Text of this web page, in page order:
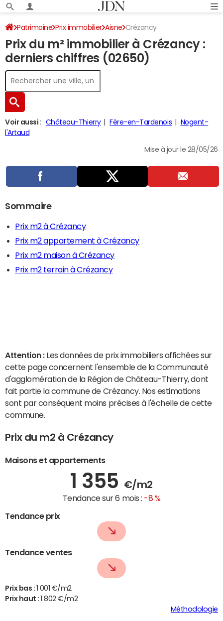
Patrimoine Prix immobilier Aisne Crézancy
Prix du m² immobilier à Crézancy :
derniers chiffres (02650)
Voir aussi : Château-Thierry Fère-en-Tardenois
Nogent-
l'Artaud
Mise à jour le 28/05/26
Sommaire
Prix m2 à Crézancy
Prix m2 appartement à Crézancy
Prix m2 maison à Crézancy
Prix m2 terrain à Crézancy
Attention : Les données de prix immobiliers affichées sur
cette page concernent l'ensemble de la Communauté
d'agglomération de la Région de Château-Thierry, dont
fait partie la commune de Crézancy. Nos estimations
sont par conséquent moins précises à l'échelle de cette
commune.
Prix du m2 à Crézancy
Maisons et appartements
1 355 €/m2
Tendance sur 6 mois : -8 %
Tendance prix
Tendance ventes
Prix bas :
1 001 €/m2
Prix haut :
1 802 €/m2
Méthodologie